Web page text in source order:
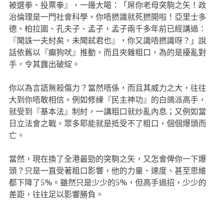
被選拳、投票拳』，一邊大喝：「屌你老母突駒之矢！ 政
治倫理是一門社會科學，你唔撚識就死撚開啦！亞里士多
德、柏拉圖、孔夫子、孟子，孟子兩千多年前已經講過：
『聞誅一夫紂矣，未聞弒君也』，你又識唔撚識呀？」說
話依舊以『癲狗吠』推動，而且夾雜粗口，為的是擾亂對
手，令其露出破綻。
你以為言語無殺傷力？當然唔係，而且其威力之大，往往
大到你唔敢相信。例如修練『民主神功』的白鴿派高手，
就受到『基本法』制紂，一講粗口就炒亂內息；又例如當
日立法會之戰，眾多耶能就是抵受不了粗口，個個爆頭而
亡。
當然，現在換了全港最勁的突駒之矢，又怎會俾你一下爆
頭？只是一直受著粗口影響，他的力量、速度、甚至思維
都下降了5%。雖然只是少少的5%，但高手過招，少少的
差距，往往足以影響勝負。